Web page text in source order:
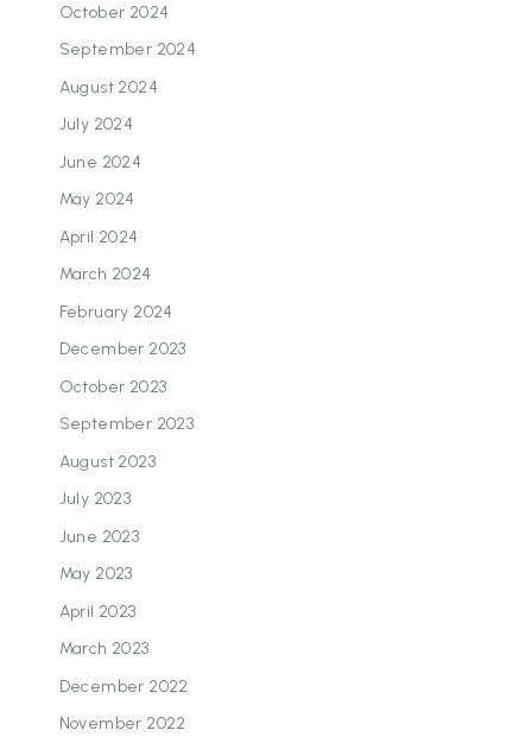
October 2024
September 2024
August 2024
July 2024
June 2024
May 2024
April 2024
March 2024
February 2024
December 2023
October 2023
September 2023
August 2023
July 2023
June 2023
May 2023
April 2023
March 2023
December 2022
November 2022